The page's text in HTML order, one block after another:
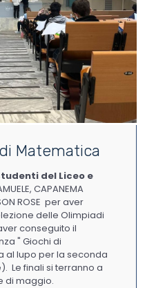
Matematica
del Liceo e
CAPANEMA
ROSE per aver
delle Olimpiadi
conseguito il
" Giochi di
al lupo per la seconda
Le finali si terranno a
di maggio.